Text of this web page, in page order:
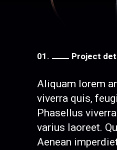
01. Project
Aliquam lorem
viverra quis,
Phasellus
varius laoreet.
Aenean